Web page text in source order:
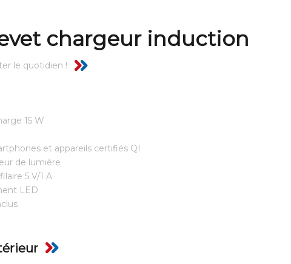
chargeur induction
le quotidien !
15 W
et appareils certifiés QI
de lumière
5 V/1 A
LED